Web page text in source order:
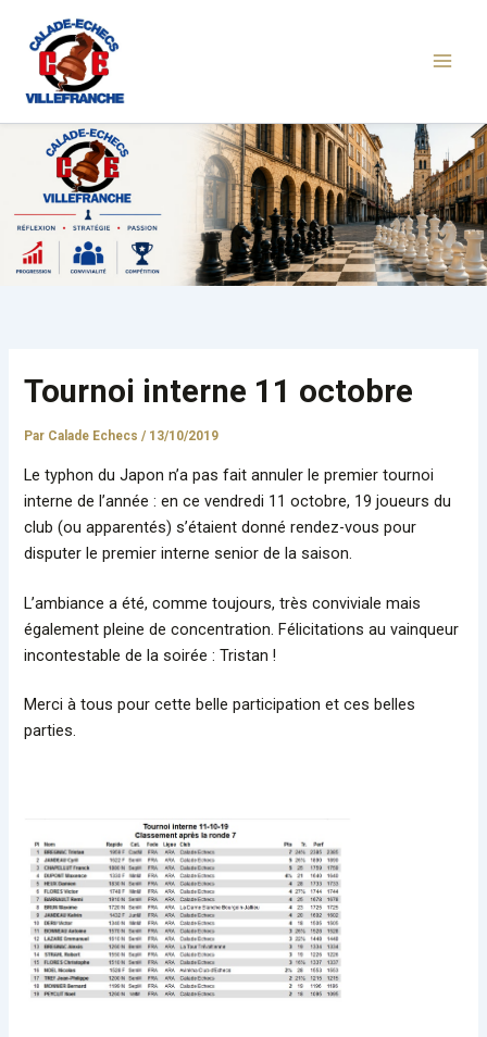
contenu
Tournoi interne 11 octobre
Par Calade Echecs/ 13/10/2019
Le typhon du Japon n’a pas fait annuler le premier tournoi
interne de l’année : en ce vendredi 11 octobre, 19 joueurs du
club (ou apparentés) s’étaient donné rendez-vous pour
disputer le premier interne senior de la saison.
L’ambiance a été, comme toujours, très conviviale mais
également pleine de concentration. Félicitations au vainqueur
incontestable de la soirée : Tristan !
Merci à tous pour cette belle participation et ces belles
parties.